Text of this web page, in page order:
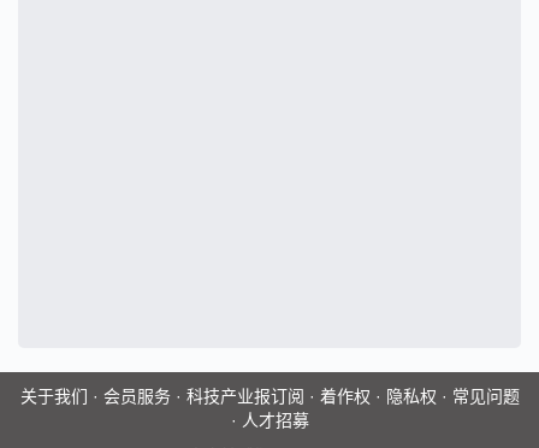
关于我们 · 会员服务· 科技产业报订阅 · 着作权 · 隐私权 · 常见问题
· 人才招募